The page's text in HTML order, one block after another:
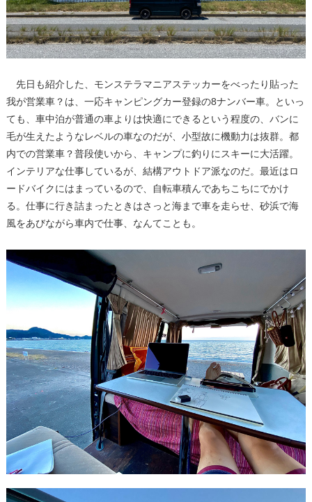
先日も紹介した、モンステラマニアステッカーをべったり貼った
我が営業車？は、一応キャンピングカー登録の8ナンバー車。といっ
ても、車中泊が普通の車よりは快適にできるという程度の、バンに
毛が生えたようなレベルの車なのだが、小型故に機動力は抜群。都
内での営業車？普段使いから、キャンプに釣りにスキーに大活躍。
インテリアな仕事しているが、結構アウトドア派なのだ。最近はロ
ードバイクにはまっているので、自転車積んであちこちにでかけ
る。仕事に行き詰まったときはさっと海まで車を走らせ、砂浜で海
風をあびながら車内で仕事、なんてことも。